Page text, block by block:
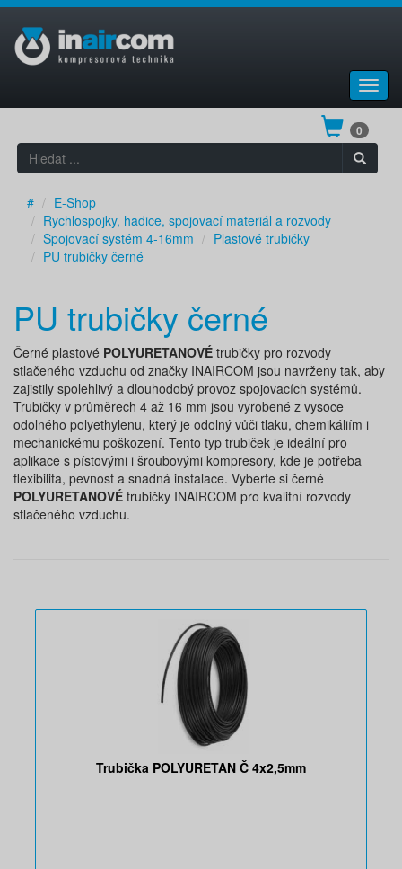
0
#
E-Shop
Rychlospojky, hadice, spojovací materiál a rozvody
Spojovací systém 4-16mm
Plastové trubičky
PU trubičky černé
PU trubičky černé
Černé plastové POLYURETANOVÉ trubičky pro rozvody
stlačeného vzduchu od značky INAIRCOM jsou navrženy tak, aby
zajistily spolehlivý a dlouhodobý provoz spojovacích systémů.
Trubičky v průměrech 4 až 16 mm jsou vyrobené z vysoce
odolného polyethylenu, který je odolný vůči tlaku, chemikáliím i
mechanickému poškození. Tento typ trubiček je ideální pro
aplikace s pístovými i šroubovými kompresory, kde je potřeba
flexibilita, pevnost a snadná instalace. Vyberte si černé
POLYURETANOVÉ trubičky INAIRCOM pro kvalitní rozvody
stlačeného vzduchu.
Trubička POLYURETAN Č 4x2,5mm